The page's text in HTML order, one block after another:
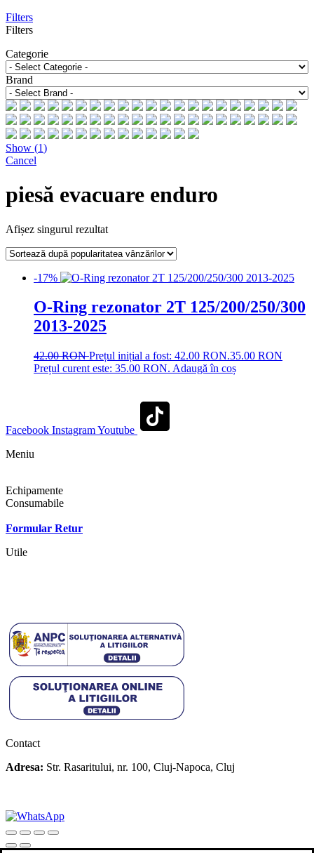
Filters
Filters
Categorie
Brand
Show (1)
Cancel
piesă evacuare enduro
Afișez singurul rezultat
-17%
O-Ring rezonator 2T 125/200/250/300
2013-2025
42.00RONPrețul inițial a fost: 42.00 RON.35.00 RON
Prețul curent este: 35.00 RON. Adaugă în coș
Facebook InstagramYoutube
Meniu
Echipamente
Consumabile
Formular Retur
Utile
Contact
Adresa: Str. Rasaritului, nr. 100, Cluj-Napoca, Cluj